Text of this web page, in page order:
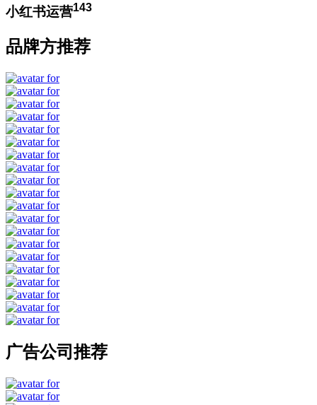
小红书运营143
品牌方推荐
广告公司推荐